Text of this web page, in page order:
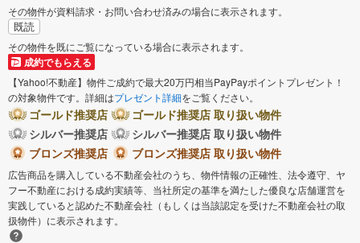
その物件が資料請求・お問い合わせ済みの場合に表示されます。
既読
その物件を既にご覧になっている場合に表示されます。
成約でもらえる
【Yahoo!不動産】物件ご成約で最大20万円相当PayPayポイントプレゼント！
の対象物件です。詳細はプレゼント詳細をご覧ください。
ゴールド推奨店
ゴールド推奨店 取り扱い物件
シルバー推奨店
シルバー推奨店 取り扱い物件
ブロンズ推奨店
ブロンズ推奨店 取り扱い物件
広告商品を購入している不動産会社のうち、物件情報の正確性、法令遵守、ヤ
フー不動産における成約実績等、当社所定の基準を満たした優良な店舗運営を
実践していると認めた不動産会社（もしくは当該認定を受けた不動産会社の取
扱物件）に表示されます。